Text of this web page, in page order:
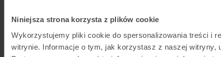
Niniejsza strona korzysta z plików cookie
Wykorzystujemy pliki cookie do spersonalizowania treści i
witrynie. Informacje o tym, jak korzystasz z naszej witryny,